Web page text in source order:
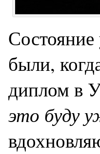
были,
диплом в
это буду